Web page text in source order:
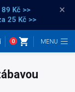
Kč >>
25 Kč >>
×
0